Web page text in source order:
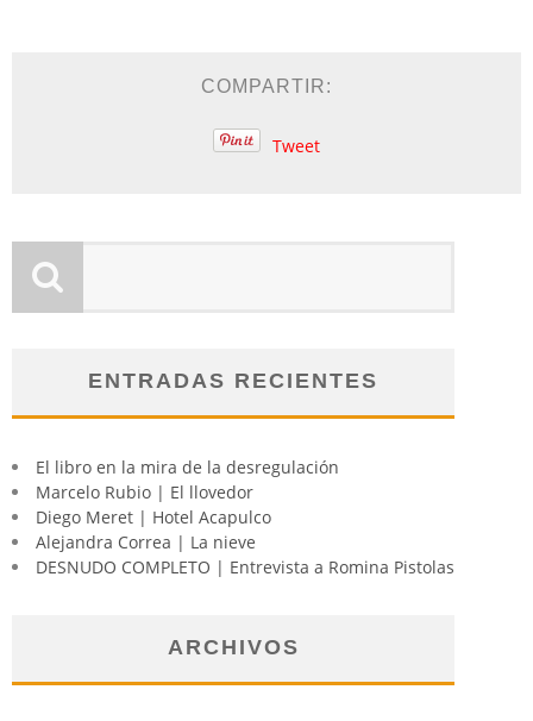
COMPARTIR:
Tweet
ENTRADAS RECIENTES
El libro en la mira de la desregulación
Marcelo Rubio | El llovedor
Diego Meret | Hotel Acapulco
Alejandra Correa | La nieve
DESNUDO COMPLETO | Entrevista a Romina Pistolas
ARCHIVOS